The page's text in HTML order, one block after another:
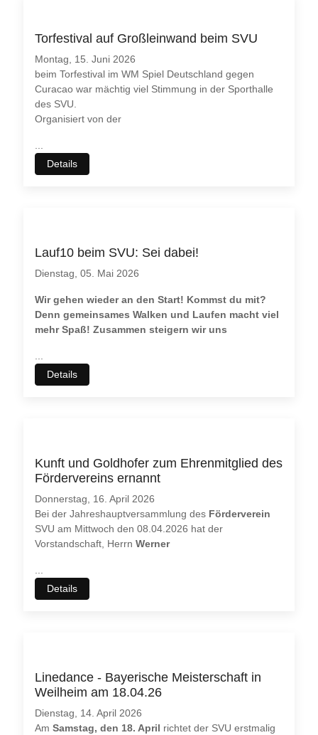
Torfestival auf Großleinwand beim SVU
Montag, 15. Juni 2026
beim Torfestival im WM Spiel Deutschland gegen
Curacao war mächtig viel Stimmung in der Sporthalle
des SVU.
Organisiert von der
...
Details
Lauf10 beim SVU: Sei dabei!
Dienstag, 05. Mai 2026
Wir gehen wieder an den Start! Kommst du mit?
Denn gemeinsames Walken und Laufen macht viel
mehr Spaß! Zusammen steigern wir uns
...
Details
Kunft und Goldhofer zum Ehrenmitglied des
Fördervereins ernannt
Donnerstag, 16. April 2026
Bei der Jahreshauptversammlung des Förderverein
SVU am Mittwoch den 08.04.2026 hat der
Vorstandschaft, HerrnWerner
...
Details
Linedance - Bayerische Meisterschaft in
Weilheim am 18.04.26
Dienstag, 14. April 2026
AmSamstag, den 18. April richtet der SVU erstmalig